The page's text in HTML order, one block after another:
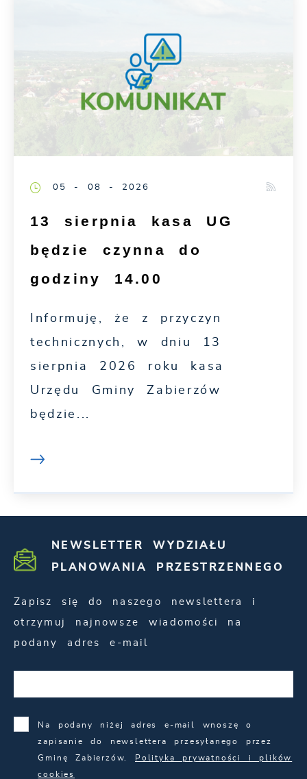
05 - 08 - 2026
13 sierpnia kasa UG
będzie czynna do
godziny 14.00
Informuję, że z przyczyn
technicznych, w dniu 13
sierpnia 2026 roku kasa
Urzędu Gminy Zabierzów
będzie...
NEWSLETTER WYDZIAŁU
PLANOWANIA PRZESTRZENNEGO
Zapisz się do naszego newslettera i
otrzymuj najnowsze wiadomości na
podany adres e-mail
Na podany niżej adres e-mail wnoszę o
zapisanie do newslettera przesyłanego przez
Gminę Zabierzów.
Polityka prywatności i plików
cookies